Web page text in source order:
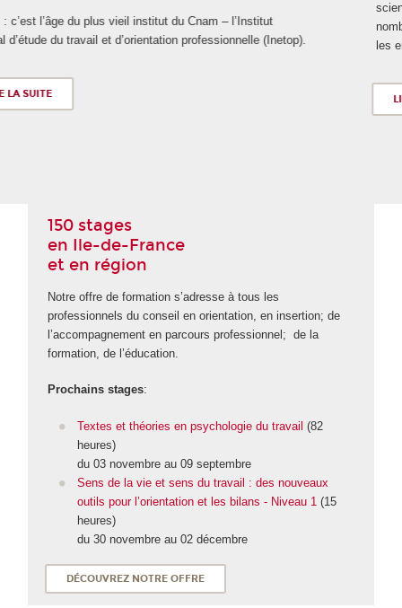
nombreux ouvrages, certains historiques, sont disponibles pour
les enseignant.e.s, auditeurs.trices et personnels du Cnam.
LIRE LA SUITE
150 stages
en Ile-de-France
et en région
Notre offre de formation s’adresse à tous les
professionnels du conseil en orientation, en insertion; de
l’accompagnement en parcours professionnel; de la
formation, de l’éducation.
Prochains stages:
Textes et théories en psychologie du travail (82
heures)
du 03 novembre au 09 septembre
Sens de la vie et sens du travail : des nouveaux
outils pour l’orientation et les bilans - Niveau 1 (15
heures)
du 30 novembre au 02 décembre
DÉCOUVREZ NOTRE OFFRE